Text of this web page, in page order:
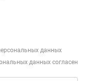
данных
данных согласен